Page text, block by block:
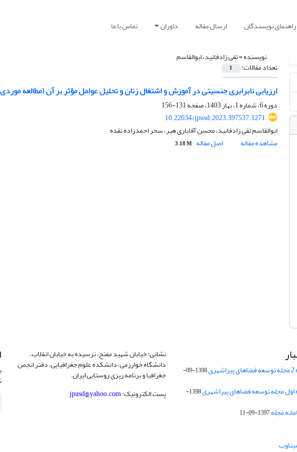
راهنمای نویسندگان ارسال مقاله داوران تماس با ما
نویسنده =تقی زادفانید، ابوالقاسم
تعداد مقالات: 1
ارزیابی نابرابری جنسیتی در آموزش و اشتغال زنان و تحلیل عوامل مؤثر بر آن (مطالعه
دوره 6، شماره 1، بهار 1403، صفحه
131-156
10.22034/jpusd.2023.397537.1271
ابوالقاسم تقی زادفانید، محسن آقایاری هیر، سحر احمدزاده نقده
مشاهده مقاله
اصل مقاله 3.18 M
1398-09-
اول مجله توسعه فضاهای پیراشهری
1398-
مجله1397-09-11
نشانی: خیابان شهید مفتح، نرسیده به خیابان انقلاب،
دانشگاه خوارزمی، دانشکده علوم جغرافیایی، دفتر انجمن
جغرافیا و برنامه ریزی روستایی ایران.
پست الکترونیک:jpusd@yahoo.com